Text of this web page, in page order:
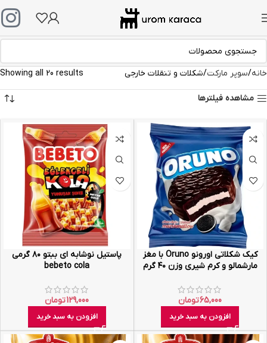
خانه سوپر مارکت شکلات و تنقلات خارجی Showing all 20 results
مشاهده فیلترها
کیک شکلاتی اورونو Oruno با مغز
مارشمالو و کرم شیری وزن ۴۰ گرم
65,000تومان
افزودن به سبد خرید
پاستیل نوشابه ای ببتو ۸۰ گرمی
bebeto cola
129,000تومان
افزودن به سبد خرید